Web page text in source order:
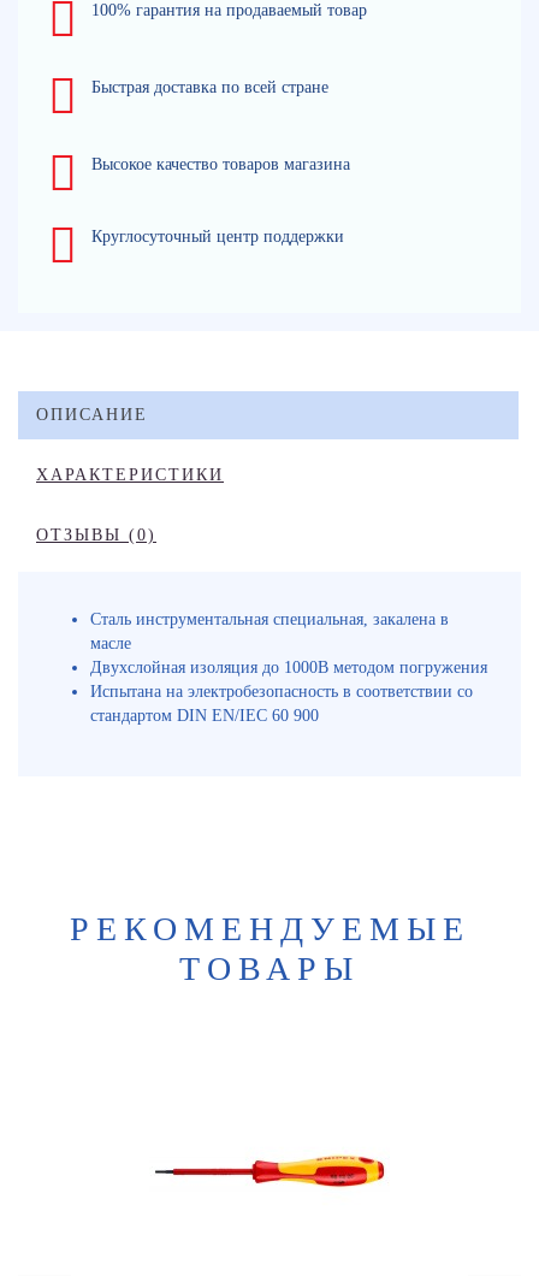
100% гарантия на продаваемый товар
Быстрая доставка по всей стране
Высокое качество товаров магазина
Круглосуточный центр поддержки
ОПИСАНИЕ
ХАРАКТЕРИСТИКИ
ОТЗЫВЫ (0)
Сталь инструментальная специальная, закалена в
масле
Двухслойная изоляция до 1000В методом погружения
Испытана на электробезопасность в соответствии со
стандартом DIN EN/IEC 60 900
РЕКОМЕНДУЕМЫЕ
ТОВАРЫ